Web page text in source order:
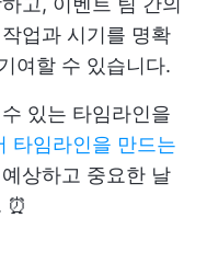
업과 시기를 명확
여할 수 있습니다.
있는 타임라인을
타임라인을 만드는
상하고 중요한 날
⏰